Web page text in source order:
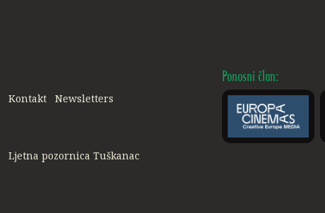
Kontakt Newsletters
Ljetna pozornica Tuškanac
Ponosni član: